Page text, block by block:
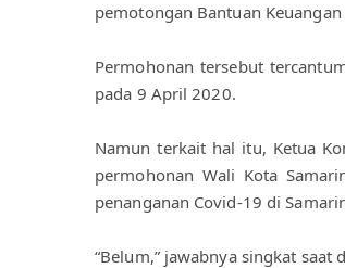
pemotongan Bantuan
Permohonan tersebut
pada 9 April 2020.
Namun terkait hal itu, Ketua
permohonan Wali Kota
penanganan Covid-19 di
“Belum,” jawabnya singkat